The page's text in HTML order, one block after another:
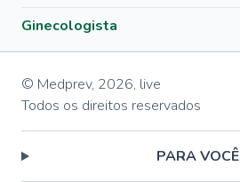
Ginecologista
© Medprev, 2026, live
Todos os direitos reservados
PARA VOCÊ